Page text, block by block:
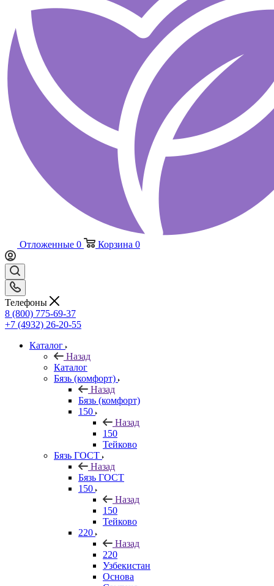
Отложенные 0 Корзина 0
Телефоны
8 (800) 775-69-37
+7 (4932) 26-20-55
Каталог
Назад
Каталог
Бязь (комфорт)
Назад
Бязь (комфорт)
150
Назад
150
Тейково
Бязь ГОСТ
Назад
Бязь ГОСТ
150
Назад
150
Тейково
220
Назад
220
Узбекистан
Основа